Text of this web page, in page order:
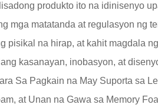
produkto ito na idinisenyo
mga matatanda at regulasyon ng
pisikal na hirap, at kahit magdala
kasanayan, inobasyon, at
Sa Pagkain na May Suporta sa
at Unan na Gawa sa Memory